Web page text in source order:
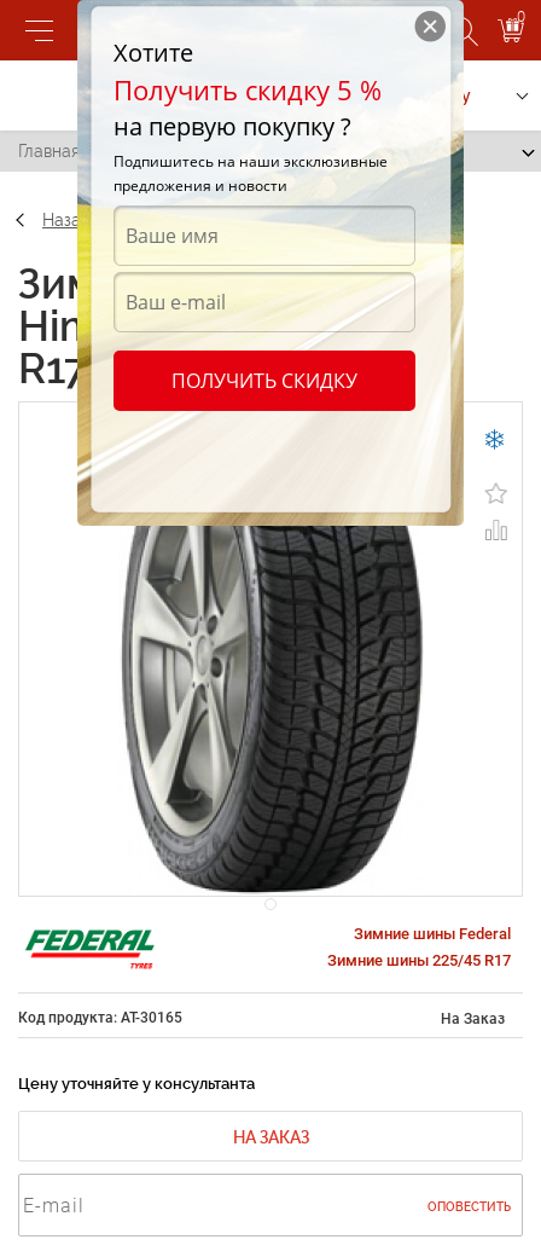
0
Позвонить Заказать услугу
Главная / Federal Himalaya WS1 225/45 R17 94H
Назад
Зимние шины Federal
Himalaya WS1 225/45
R17 94H
Зимние шины Federal
Зимние шины 225/45 R17
Код продукта: AT-30165 На Заказ
Цену уточняйте у консультанта
НА ЗАКАЗ
ОПОВЕСТИТЬ
Хотите
Получить скидку 5 %
на первую покупку ?
Подпишитесь на наши эксклюзивные
предложения и новости
ПОЛУЧИТЬ СКИДКУ